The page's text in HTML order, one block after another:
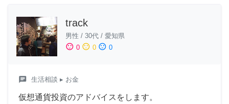
track
男性 / 30代 / 愛知県
sentiment_satisfied 0 sentiment_neutral 0 sentiment_dissatisfied 0
chat 生活相談 ▸ お金
仮想通貨投資のアドバイスをします。